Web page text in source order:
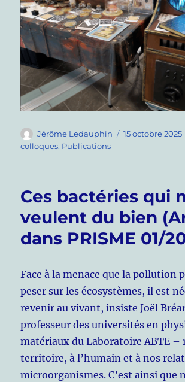
Auteur
Jérôme Ledauphin
Publié
15 octobre 2025
colloques, Publications
Ces bactéries qui
veulent du bien
dans PRISME 01/
Face à la menace que la pollution
peser sur les écosystèmes, il est
revenir au vivant, insiste Joël
professeur des universités en
matériaux du Laboratoire ABTE –
territoire, à l’humain et à nos
microorganismes. C’est ainsi que